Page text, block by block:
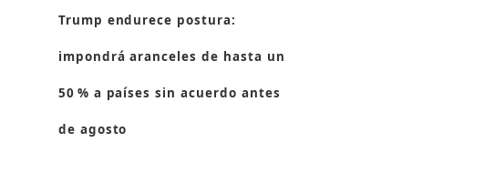
Trump endurece postura:
impondrá aranceles de hasta un
50 % a países sin acuerdo antes
de agosto